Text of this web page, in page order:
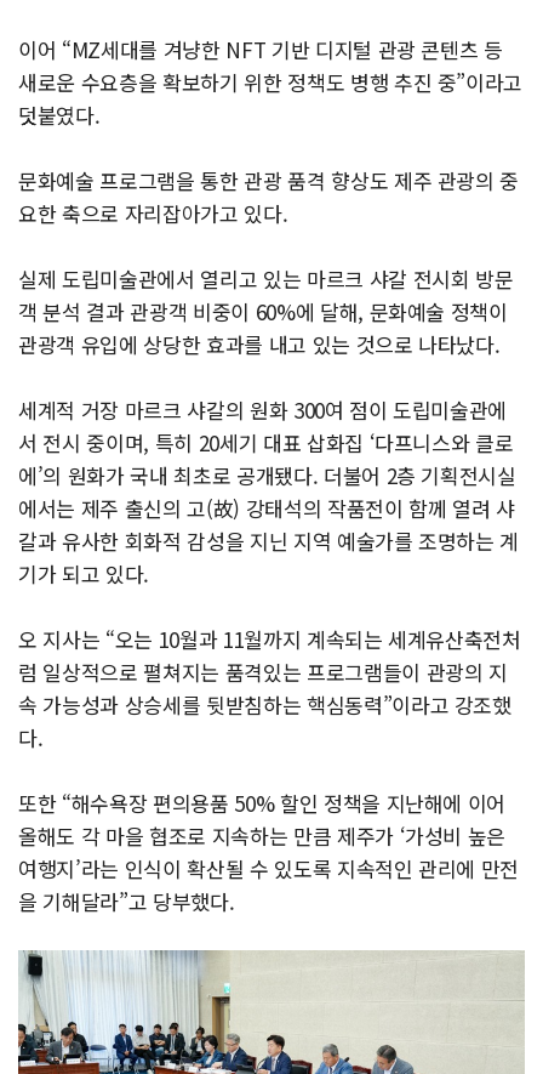
이어 “MZ세대를 겨냥한 NFT 기반 디지털 관광 콘텐츠 등
새로운 수요층을 확보하기 위한 정책도 병행 추진 중”이라고
덧붙였다.
문화예술 프로그램을 통한 관광 품격 향상도 제주 관광의 중
요한 축으로 자리잡아가고 있다.
실제 도립미술관에서 열리고 있는 마르크 샤갈 전시회 방문
객 분석 결과 관광객 비중이 60%에 달해, 문화예술 정책이
관광객 유입에 상당한 효과를 내고 있는 것으로 나타났다.
세계적 거장 마르크 샤갈의 원화 300여 점이 도립미술관에
서 전시 중이며, 특히 20세기 대표 삽화집 ‘다프니스와 클로
에’의 원화가 국내 최초로 공개됐다. 더불어 2층 기획전시실
에서는 제주 출신의 고(故) 강태석의 작품전이 함께 열려 샤
갈과 유사한 회화적 감성을 지닌 지역 예술가를 조명하는 계
기가 되고 있다.
오 지사는 “오는 10월과 11월까지 계속되는 세계유산축전처
럼 일상적으로 펼쳐지는 품격있는 프로그램들이 관광의 지
속 가능성과 상승세를 뒷받침하는 핵심동력”이라고 강조했
다.
또한 “해수욕장 편의용품 50% 할인 정책을 지난해에 이어
올해도 각 마을 협조로 지속하는 만큼 제주가 ‘가성비 높은
여행지’라는 인식이 확산될 수 있도록 지속적인 관리에 만전
을 기해달라”고 당부했다.